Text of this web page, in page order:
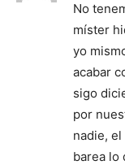
No
míster
yo
acabar
sigo
por
nadie,
barea lo